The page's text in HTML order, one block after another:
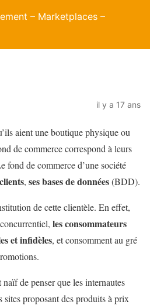
– Marketplaces –
il y a 17 ans
aient une boutique physique ou
de commerce correspond à leurs
fond de commerce d’une société
, ses bases de données(BDD).
de cette clientèle. En effet,
les consommateurs
et infidèles, et consomment au gré
de penser que les internautes
sites proposant des produits à prix